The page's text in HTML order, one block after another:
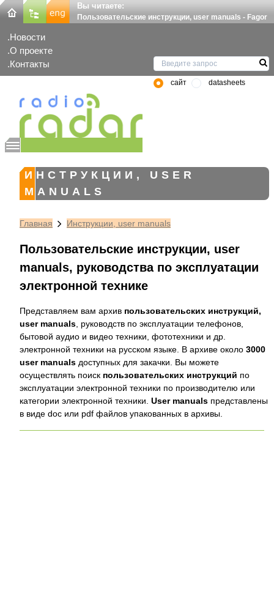
Вы читаете:
Пользовательские инструкции, user manuals - Fagor
Новости
О проекте
Контакты
сайт datasheets
ИНСТРУКЦИИ, USER
MANUALS
Главная Инструкции, user manuals
Пользовательские инструкции, user
manuals, руководства по эксплуатации
электронной технике
Представляем вам архив пользовательских инструкций,
user manuals , руководств по эксплуатации телефонов,
бытовой аудио и видео техники, фототехники и др.
электронной техники на русском языке. В архиве около 3000
user manuals доступных для закачки. Вы можете
осуществлять поиск пользовательских инструкций по
эксплуатации электронной техники по производителю или
категории электронной техники. User manuals представлены
в виде doc или pdf файлов упакованных в архивы.